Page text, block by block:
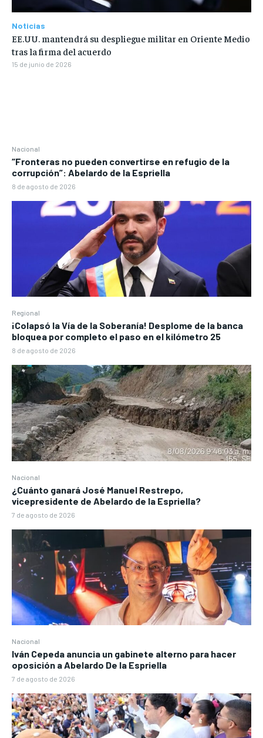
Nacional
“Fronteras no pueden convertirse en refugio de la
corrupción”: Abelardo de la Espriella
8 de agosto de 2026
Regional
¡Colapsó la Vía de la Soberanía! Desplome de la banca
bloquea por completo el paso en el kilómetro 25
8 de agosto de 2026
Nacional
¿Cuánto ganará José Manuel Restrepo,
vicepresidente de Abelardo de la Espriella?
7 de agosto de 2026
Nacional
Iván Cepeda anuncia un gabinete alterno para hacer
oposición a Abelardo De la Espriella
7 de agosto de 2026
Noticias
EE.UU. mantendrá su despliegue militar en Oriente Medio
tras la firma del acuerdo
15 de junio de 2026